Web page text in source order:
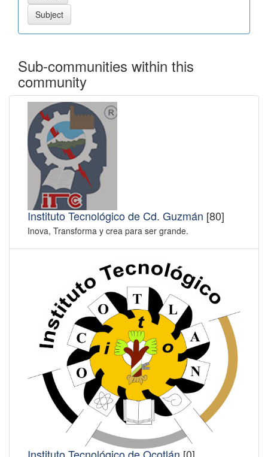
Sub-communities within this
community
Instituto Tecnológico de Cd. Guzmán [80]
Inova, Transforma y crea para ser grande.